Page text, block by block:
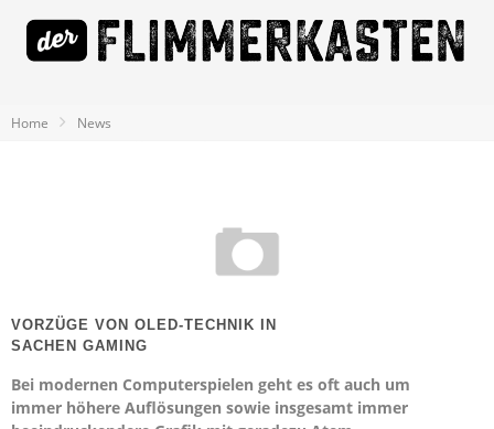
Home News
VORZÜGE VON OLED-TECHNIK IN
SACHEN GAMING
Bei modernen Computerspielen geht es oft auch um
immer höhere Auflösungen sowie insgesamt immer